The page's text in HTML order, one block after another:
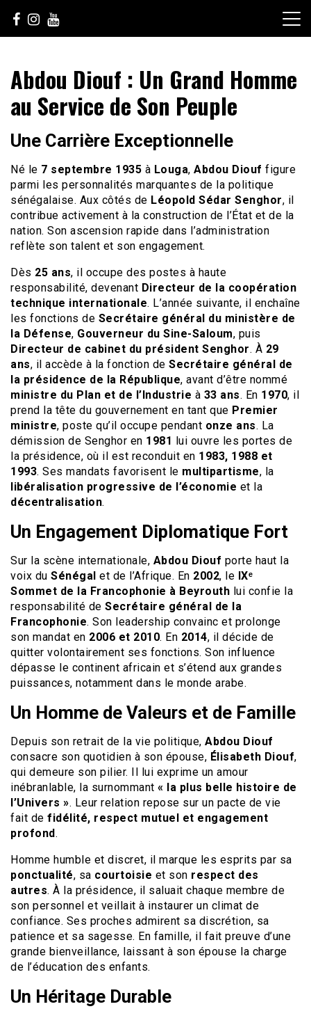
content
sunuculture
Abdou Diouf : Un Grand Homme
au Service de Son Peuple
Une Carrière Exceptionnelle
Né le 7 septembre 1935 à Louga, Abdou Diouf figure
parmi les personnalités marquantes de la politique
sénégalaise. Aux côtés de Léopold Sédar Senghor, il
contribue activement à la construction de l’État et de la
nation. Son ascension rapide dans l’administration
reflète son talent et son engagement.
Dès 25 ans, il occupe des postes à haute
responsabilité, devenant Directeur de la coopération
technique internationale. L’année suivante, il enchaîne
les fonctions de Secrétaire général du ministère de
la Défense, Gouverneur du Sine-Saloum, puis
Directeur de cabinet du président Senghor. À 29
ans, il accède à la fonction de Secrétaire général de
la présidence de la République, avant d’être nommé
ministre du Plan et de l’Industrie à 33 ans. En 1970, il
prend la tête du gouvernement en tant que Premier
ministre, poste qu’il occupe pendant onze ans. La
démission de Senghor en 1981 lui ouvre les portes de
la présidence, où il est reconduit en 1983, 1988 et
1993. Ses mandats favorisent le multipartisme, la
libéralisation progressive de l’économie et la
décentralisation.
Un Engagement Diplomatique Fort
Sur la scène internationale, Abdou Diouf porte haut la
voix du Sénégal et de l’Afrique. En 2002, le IXᵉ
Sommet de la Francophonie à Beyrouth lui confie la
responsabilité de Secrétaire général de la
Francophonie. Son leadership convainc et prolonge
son mandat en 2006 et 2010. En 2014, il décide de
quitter volontairement ses fonctions. Son influence
dépasse le continent africain et s’étend aux grandes
puissances, notamment dans le monde arabe.
Un Homme de Valeurs et de Famille
Depuis son retrait de la vie politique, Abdou Diouf
consacre son quotidien à son épouse, Élisabeth Diouf,
qui demeure son pilier. Il lui exprime un amour
inébranlable, la surnommant « la plus belle histoire de
l’Univers ». Leur relation repose sur un pacte de vie
fait de fidélité, respect mutuel et engagement
profond.
Homme humble et discret, il marque les esprits par sa
ponctualité, sa courtoisie et son respect des
autres. À la présidence, il saluait chaque membre de
son personnel et veillait à instaurer un climat de
confiance. Ses proches admirent sa discrétion, sa
patience et sa sagesse. En famille, il fait preuve d’une
grande bienveillance, laissant à son épouse la charge
de l’éducation des enfants.
Un Héritage Durable